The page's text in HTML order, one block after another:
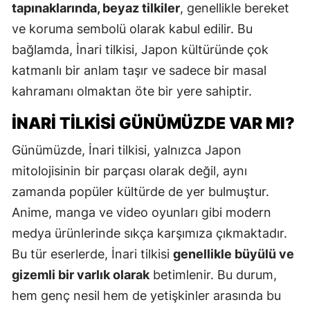
tapınaklarında, beyaz tilkiler, genellikle bereket
ve koruma sembolü olarak kabul edilir. Bu
bağlamda, İnari tilkisi, Japon kültüründe çok
katmanlı bir anlam taşır ve sadece bir masal
kahramanı olmaktan öte bir yere sahiptir.
İNARI TILKISI GÜNÜMÜZDE VAR MI?
Günümüzde, İnari tilkisi, yalnızca Japon
mitolojisinin bir parçası olarak değil, aynı
zamanda popüler kültürde de yer bulmuştur.
Anime, manga ve video oyunları gibi modern
medya ürünlerinde sıkça karşımıza çıkmaktadır.
Bu tür eserlerde, İnari tilkisi genellikle büyülü ve
gizemli bir varlık olarak betimlenir. Bu durum,
hem genç nesil hem de yetişkinler arasında bu